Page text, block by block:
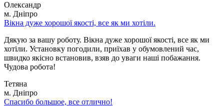
Олександр
м. Дніпро
Вікна дуже хорошої якості, все як ми хотіли.
Дякую за вашу роботу. Вікна дуже хорошої якості, все як ми
хотіли. Установку погодили, приїхав у обумовлений час,
швидко якісно встановив, взяв до уваги наші побажання.
Чудова робота!
Тетяна
м. Дніпро
Спасибо большое, все отлично!